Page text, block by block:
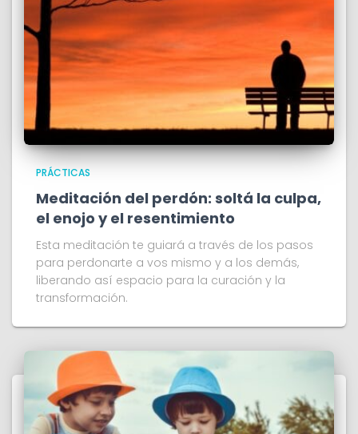
PRÁCTICAS
Meditación del perdón: soltá la culpa,
el enojo y el resentimiento
Esta meditación te guiará a través de los pasos
para perdonarte a vos mismo y a los demás,
liberando así espacio para la curación y la
transformación.